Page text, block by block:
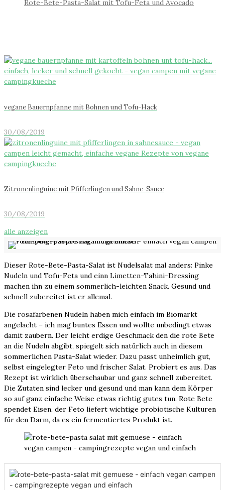
Rote-Bete-Pasta-Salat mit Tofu-Feta und Avocado
vegane Bauernpfanne mit Bohnen und Tofu-Hack
30/08/2019
Zitronenlinguine mit Pfifferlingen und Sahne-Sauce
30/08/2019
alle anzeigen
Dieser Rote-Bete-Pasta-Salat ist Nudelsalat mal anders: Pinke
Nudeln und Tofu-Feta und einn Limetten-Tahini-Dressing
machen ihn zu einem sommerlich-leichten Snack. Gesund und
schnell zubereitet ist er allemal.
Die rosafarbenen Nudeln haben mich einfach im Biomarkt
angelacht – ich mag buntes Essen und wollte unbedingt etwas
damit zaubern. Der leicht erdige Geschmack den die rote Bete
an die Nudeln abgibt, spiegelt sich natürlich auch in diesem
sommerlichen Pasta-Salat wieder. Dazu passt unheimlich gut,
selbst eingelegter Feto und frischer Salat. Probiert es aus. Das
Rezept ist wirklich überschaubar und ganz schnell zubereitet.
Die Zutaten sind lecker und gesund und man kann dem Körper
so auf ganz einfache Weise etwas richtig gutes tun. Rote Bete
spendet Eisen, der Feto liefert wichtige probiotische Kulturen
für den Darm, da es ein fermentiertes Produkt ist.